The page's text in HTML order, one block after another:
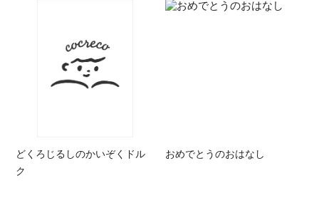
どくろじるしのかいぞくドル
ク
おめでとうのおはなし